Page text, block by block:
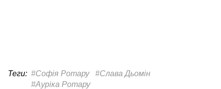
Теги: #Софія Ротару
#Слава Дьомін
#Ауріка Ротару